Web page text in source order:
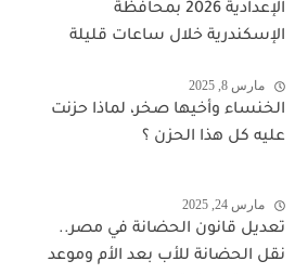
الإعدادية 2026 بمحافظة
الإسكندرية خلال ساعات قليلة
مارس 8, 2025
الخنساء وأخيها صخر، لماذا حزنت
عليه كل هذا الحزن ؟
مارس 24, 2025
تعديل قانون الحضانة في مصر..
نقل الحضانة للأب بعد الأم وموعد